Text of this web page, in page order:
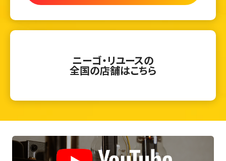
ニーゴ・リユースの
全国の店舗はこちら